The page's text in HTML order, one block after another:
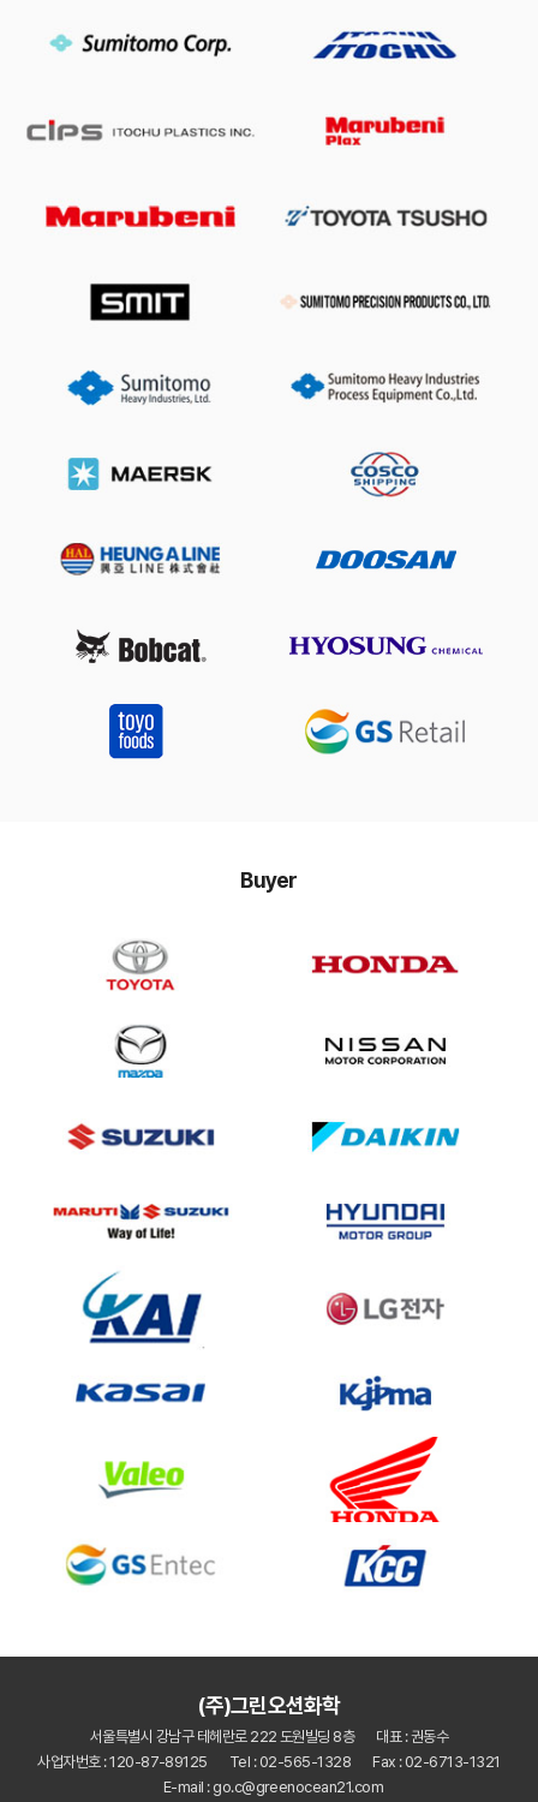
Buyer
(주)그린오션화학
서울특별시 강남구 테헤란로 222 도원빌딩 8층
대표 : 권동수
사업자번호 : 120-87-89125
Tel : 02-565-1328
Fax : 02-6713-1321
E-mail : go.c@greenocean21.com